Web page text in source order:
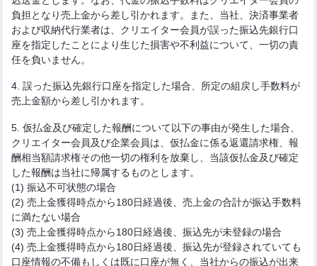
負担となり売上金から差し引かれます。また、当社、決済事業者
および収納代行業者は、クリエイター会員が誤った振込先銀行口
座を指定したことにより生じた損害や不利益について、一切の責
任を負いません。
4. 誤った振込先銀行口座を指定した場合、所定の組戻し手数料が
売上金額から差し引かれます。
5. 仮払金及び確定した報酬について以下の事由が発生した場合、
クリエイター会員及び企業会員は、仮払金に係る返還請求権、報
酬相当額請求権その他一切の権利を放棄し、当該仮払金及び確定
した報酬は当社に帰属するものとします。
(1) 振込不可状態の場合
(2) 売上金獲得時点から180日経過後、売上金の合計が振込手数料
に満たない場合
(3) 売上金獲得時点から180日経過後、振込先が未登録の場合
(4) 売上金獲得時点から180日経過後、振込先が登録されていても
口座情報の不備もしくは既に口座が無く、当社からの振込が出来